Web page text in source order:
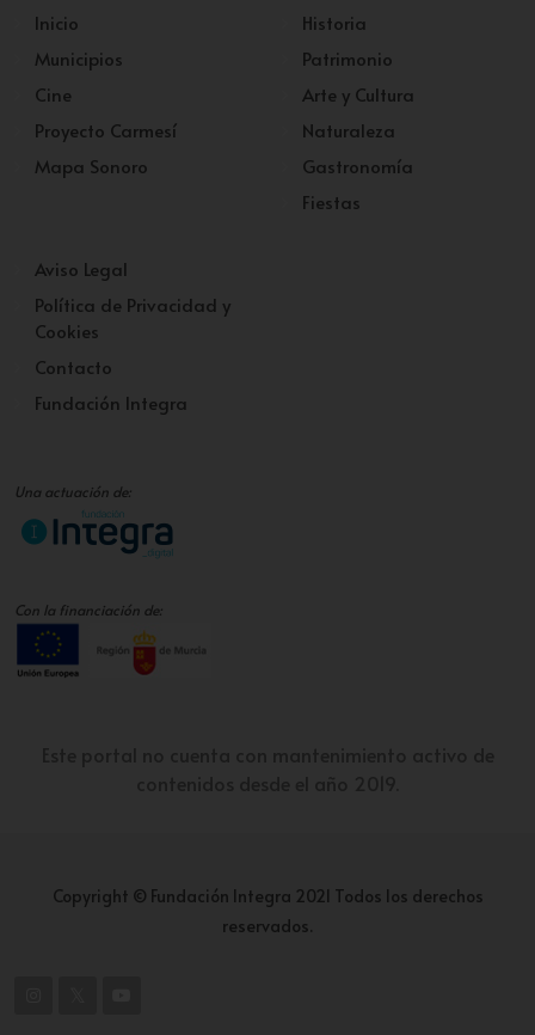
Inicio
Municipios
Cine
Proyecto Carmesí
Mapa Sonoro
Historia
Patrimonio
Arte y Cultura
Naturaleza
Gastronomía
Fiestas
Aviso Legal
Política de Privacidad y
Cookies
Contacto
Fundación Integra
Una actuación de:
Con la financiación de:
Copyright © Fundación Integra 2021 Todos los derechos
reservados.